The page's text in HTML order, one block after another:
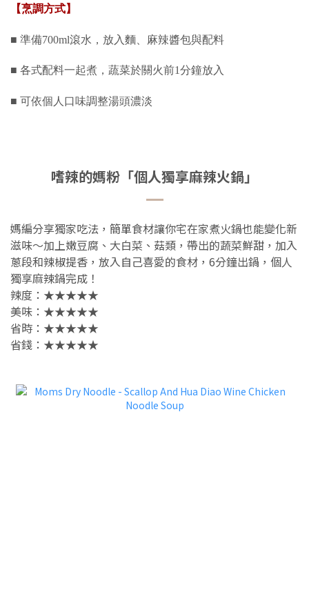
【烹調方式】
■ 準備700ml滾水，放入麵、麻辣醬包與配料
■ 各式配料一起煮， 蔬菜於關火前1分鐘放入
■ 可依個人口味調整湯頭濃淡
嗜辣的媽粉「個人獨享麻辣火鍋」
媽編分享獨家吃法，簡單食材讓你宅在家煮火鍋也能變化新
滋味～加上嫩豆腐、大白菜、菇類，帶出的蔬菜鮮甜，加入
蔥段和辣椒提香，放入自己喜愛的食材，6分鐘出鍋，個人
獨享麻辣鍋完成！
辣度：★★★★★
美味：★★★★★
省時：★★★★★
省錢：★★★★★